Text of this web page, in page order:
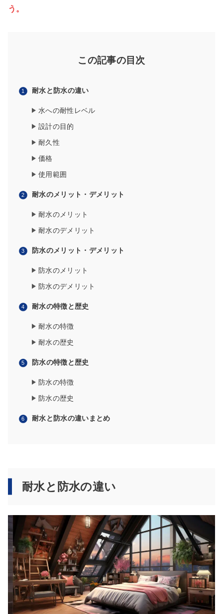
う。
この記事の目次
耐水と防水の違い
水への耐性レベル
設計の目的
耐久性
価格
使用範囲
耐水のメリット・デメリット
耐水のメリット
耐水のデメリット
防水のメリット・デメリット
防水のメリット
防水のデメリット
耐水の特徴と歴史
耐水の特徴
耐水の歴史
防水の特徴と歴史
防水の特徴
防水の歴史
耐水と防水の違いまとめ
耐水と防水の違い